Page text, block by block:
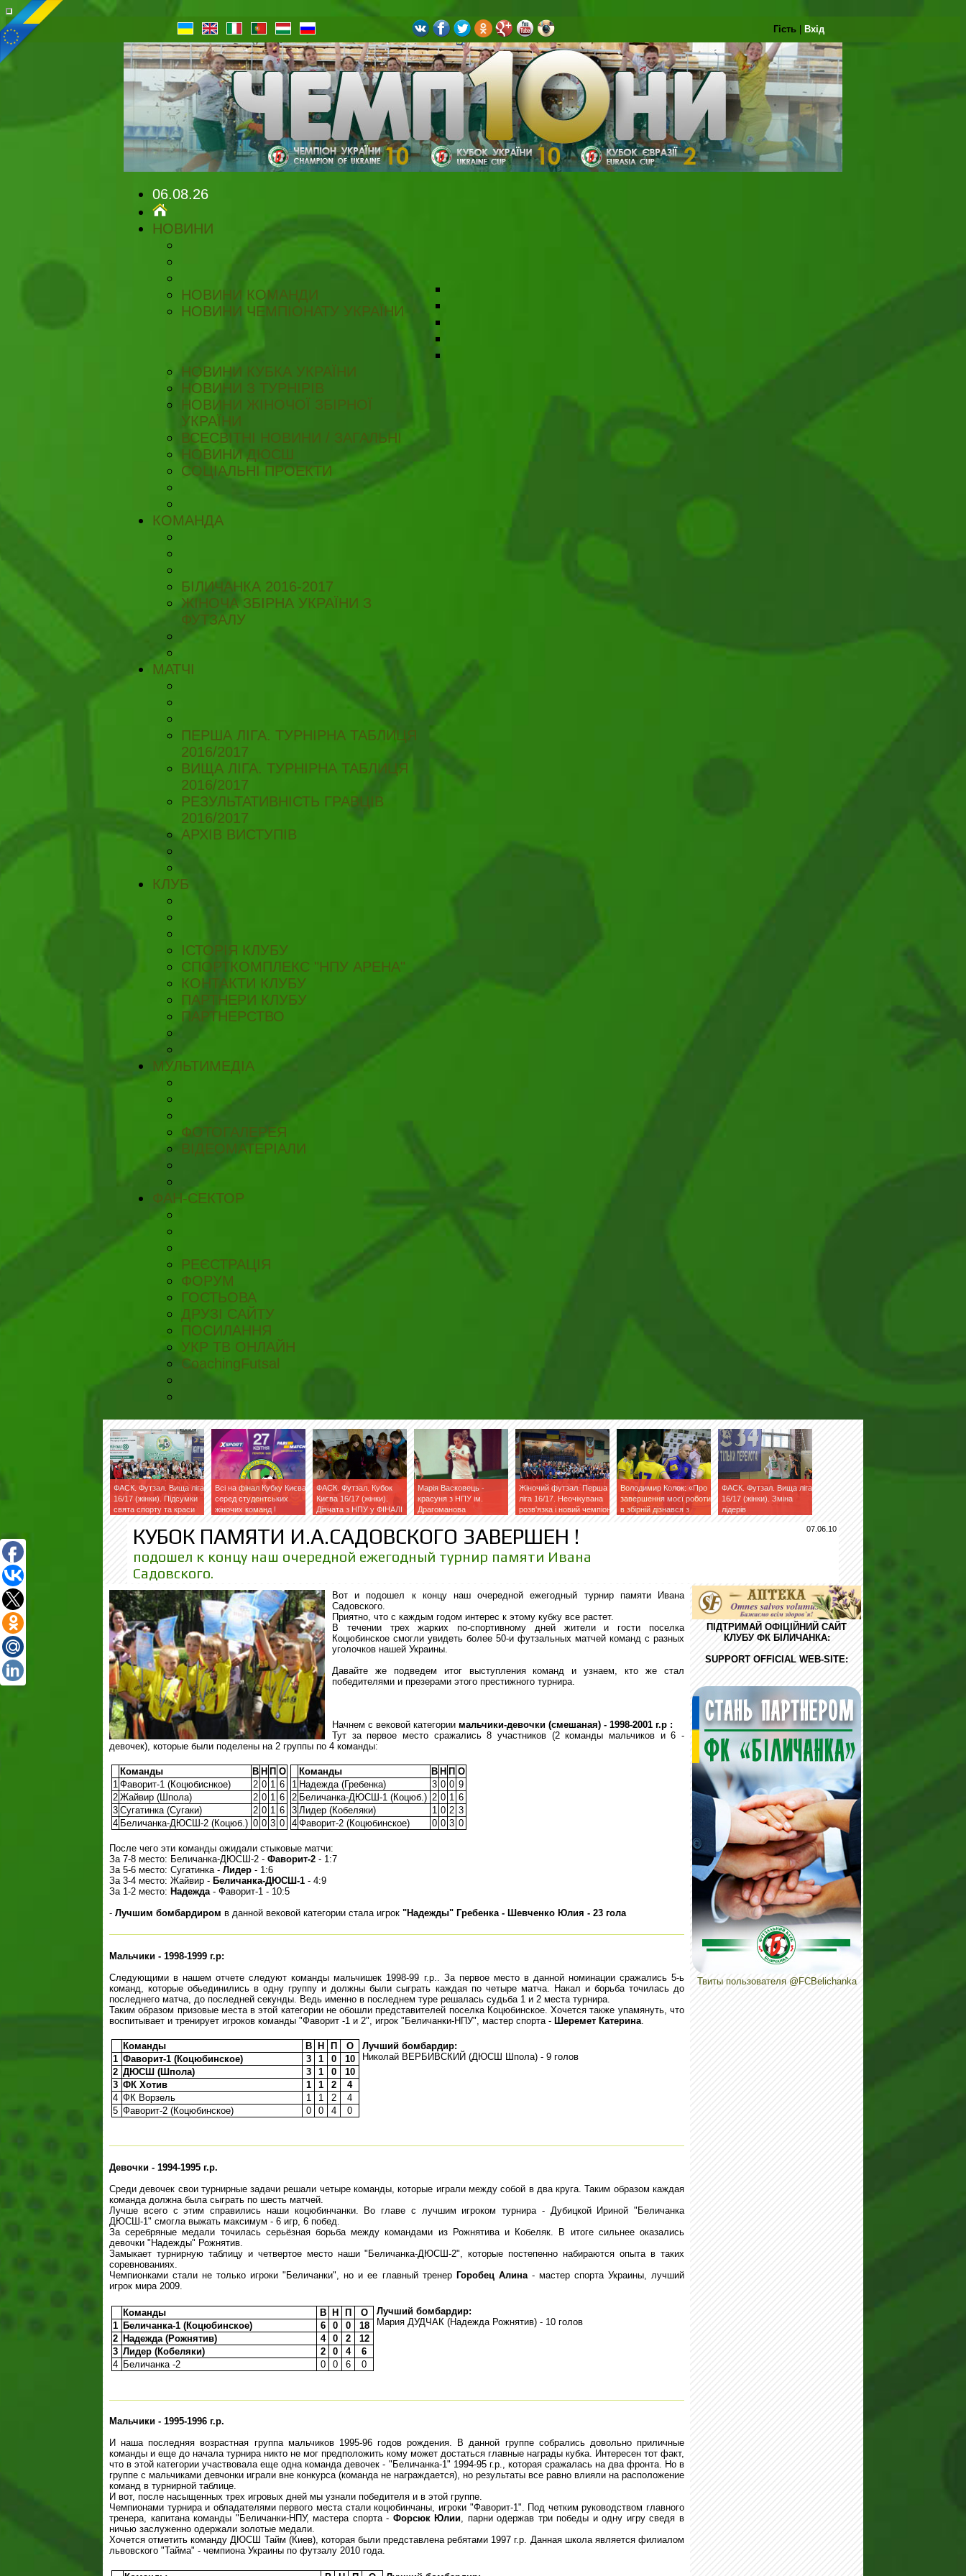
Гість Вхід
06.08.26
НОВИНИ
НОВИНИ КОМАНДИ
НОВИНИ ЧЕМПІОНАТУ УКРАЇНИ
НОВИНИ КУБКА УКРАЇНИ
НОВИНИ З ТУРНІРІВ
НОВИНИ ЖІНОЧОЇ ЗБІРНОЇ
УКРАЇНИ
ВСЕСВІТНІ НОВИНИ / ЗАГАЛЬНІ
НОВИНИ ДЮСШ
СОЦІАЛЬНІ ПРОЕКТИ
КОМАНДА
БІЛИЧАНКА 2016-2017
ЖІНОЧА ЗБІРНА УКРАЇНИ З
ФУТЗАЛУ
МАТЧІ
ПЕРША ЛІГА. ТУРНІРНА ТАБЛИЦЯ
2016/2017
ВИЩА ЛІГА. ТУРНІРНА ТАБЛИЦЯ
2016/2017
РЕЗУЛЬТАТИВНІСТЬ ГРАВЦІВ
2016/2017
АРХІВ ВИСТУПІВ
КЛУБ
ІСТОРІЯ КЛУБУ
СПОРТКОМПЛЕКС "НПУ АРЕНА"
КОНТАКТИ КЛУБУ
ПАРТНЕРИ КЛУБУ
ПАРТНЕРСТВО
МУЛЬТИМЕДІА
ФОТОГАЛЕРЕЯ
ВІДЕОМАТЕРІАЛИ
ФАН-СЕКТОР
РЕЄСТРАЦІЯ
ФОРУМ
ГОСТЬОВА
ДРУЗІ САЙТУ
ПОСИЛАННЯ
УКР ТВ ОНЛАЙН
CoachingFutsal
ФАСК. Футзал. Вища ліга
16/17 (жінки). Підсумки
свята спорту та краси
Всі на фінал Кубку Києва
серед студентських
жіночих команд !
ФАСК. Футзал. Кубок
Києва 16/17 (жінки).
Дівчата з НПУ у ФІНАЛІ
Марія Васковець -
красуня з НПУ ім.
Драгоманова
Жіночий футзал. Перша
ліга 16/17. Неочікувана
розв'язка і новий чемпіон
Володимир Колок: «Про
завершення моєї роботи
в збірній дізнався з
ФАСК. Футзал. Вища ліга
16/17 (жінки). Зміна
лідерів
07.06.10
КУБОК ПАМЯТИ И.А.САДОВСКОГО ЗАВЕРШЕН !
подошел к концу наш очередной ежегодный турнир памяти Ивана
Садовского.
Вот и подошел к концу наш очередной ежегодный турнир памяти Ивана
Садовского.
Приятно, что с каждым годом интерес к этому кубку все растет.
В течении трех жарких по-спортивному дней жители и гости поселка
Коцюбинское смогли увидеть более 50-и футзальных матчей команд с разных
уголочков нашей Украины.
Давайте же подведем итог выступления команд и узнаем, кто же стал
победителями и презерами этого престижного турнира.
Начнем с вековой категории мальчики-девочки (смешаная) - 1998-2001 г.р :
Тут за первое место сражались 8 участников (2 команды мальчиков и 6 -
девочек), которые были поделены на 2 группы по 4 команды:
Команды В Н П О
1 Фаворит-1 (Коцюбиснкое) 2 0 1 6
2 Жайвир (Шпола) 2 0 1 6
3 Сугатинка (Сугаки) 2 0 1 6
4 Беличанка-ДЮСШ-2 (Коцюб.) 0 0 3 0
Команды В Н П О
1 Надежда (Гребенка) 3 0 0 9
2 Беличанка-ДЮСШ-1 (Коцюб.) 2 0 1 6
3 Лидер (Кобеляки) 1 0 2 3
4 Фаворит-2 (Коцюбинское) 0 0 3 0
После чего эти команды ожидали стыковые матчи:
За 7-8 место: Беличанка-ДЮСШ-2 - Фаворит-2 - 1:7
За 5-6 место: Сугатинка - Лидер - 1:6
За 3-4 место: Жайвир - Беличанка-ДЮСШ-1 - 4:9
За 1-2 место: Надежда- Фаворит-1 - 10:5
- Лучшим бомбардиром в данной вековой категории стала игрок "Надежды" Гребенка - Шевченко Юлия - 23 гола
Мальчики - 1998-1999 г.р:
Следующими в нашем отчете следуют команды мальчишек 1998-99 г.р.. За первое место в данной номинации сражались 5-ь
команд, которые обьединились в одну группу и должны были сыграть каждая по четыре матча. Накал и борьба точилась до
последнего матча, до последней секунды. Ведь именно в последнем туре решалась судьба 1 и 2 места турнира.
Таким образом призовые места в этой категории не обошли представителей поселка Коцюбинское. Хочется также упамянуть, что
воспитывает и тренирует игроков команды "Фаворит -1 и 2", игрок "Беличанки-НПУ", мастер спорта - Шеремет Катерина
Команды В Н П
О
1 Фаворит-1 (Коцюбинское) 3 1 0
10
2 ДЮСШ (Шпола) 3 1 0
10
3 ФК Хотив 1 1 2
4
4 ФК Ворзель 1 1 2
4
5 Фаворит-2 (Коцюбинское) 0 0 4 0
Лучший бомбардир:
Николай ВЕРБИВСКИЙ (ДЮСШ Шпола) - 9 голов
Девочки - 1994-1995 г.р.
Среди девочек свои турнирные задачи решали четыре команды, которые играли между собой в два круга. Таким образом каждая
команда должна была сыграть по шесть матчей.
Лучше всего с этим справились наши коцюбинчанки. Во главе с лучшим игроком турнира - Дубицкой Ириной "Беличанка
ДЮСШ-1" смогла выжать максимум - 6 игр, 6 побед.
За серебряные медали точилась серьёзная борьба между командами из Рожнятива и Кобеляк. В итоге сильнее оказались
девочки "Надежды" Рожнятив.
Замыкает турнирную таблицу и четвертое место наши "Беличанка-ДЮСШ-2", которые постепенно набираются опыта в таких
соревнованиях.
Чемпионками стали не только игроки "Беличанки", но и ее главный тренер Горобец Алина- мастер спорта Украины, лучший
игрок мира 2009.
Команды В Н П
О
1 Беличанка-1 (Коцюбинское) 6 0 0
18
2 Надежда (Рожнятив) 4 0 2
12
3 Лидер (Кобеляки) 2 0 4
6
4 Беличанка -2 0 0 6 0
Лучший бомбардир:
Мария ДУДЧАК (Надежда Рожнятив) - 10 голов
Мальчики - 1995-1996 г.р.
И наша последняя возрастная группа мальчиков 1995-96 годов рождения. В данной группе собрались довольно приличные
команды и еще до начала турнира никто не мог предположить кому может достаться главные награды кубка. Интересен тот факт,
что в этой категории участвовала еще одна команда девочек - "Беличанка-1" 1994-95 г.р., которая сражалась на два фронта. Но в
группе с мальчиками девчонки играли вне конкурса (команда не награждается), но результаты все равно влияли на расположение
команд в турнирной таблице.
И вот, после насыщенных трех игровых дней мы узнали победителя и в этой группе.
Чемпионами турнира и обладателями первого места стали коцюбинчаны, игроки "Фаворит-1". Под четким руководством главного
тренера, капитана команды "Беличанки-НПУ, мастера спорта - Форсюк Юлии, парни одержав три победы и одну игру сведя в
ничью заслуженно одержали золотые медали.
Хочется отметить команду ДЮСШ Тайм (Киев), которая были представлена ребятами 1997 г.р. Данная школа является филиалом
львовского "Тайма" - чемпиона Украины по футзалу 2010 года.
ПІДТРИМАЙ ОФІЦІЙНИЙ САЙТ
КЛУБУ ФК БІЛИЧАНКА:
SUPPORT OFFICIAL WEB-SITE:
Твиты пользователя @FCBelichanka